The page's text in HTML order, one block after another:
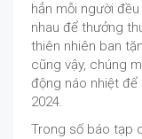
hẳn mỗi người
nhau để thưởng
thiên nhiên ban
cũng vậy, chúng
động náo nhiệt
2024.
Trong số báo tạp